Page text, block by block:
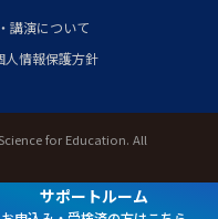
サポートルーム
講演について
人情報保護方針
for Education. All